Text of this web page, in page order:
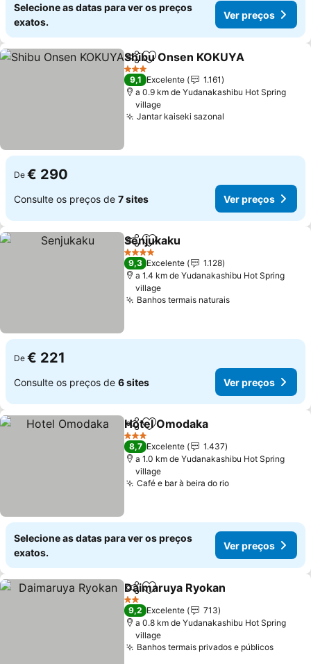
Selecione as datas para ver os preços
exatos.
Ver preços
PartilharAdicionar aos favoritos
Shibu Onsen KOKUYA
3 Estrelas
9,1 Excelente
1.161
a 0.9 km de Yudanakashibu Hot Spring
village
Jantar kaiseki sazonal
De € 290
Consulte os preços de 7 sites Ver preços
PartilharAdicionar aos favoritos
Senjukaku
4 Estrelas
9,3 Excelente
1.128
a 1.4 km de Yudanakashibu Hot Spring
village
Banhos termais naturaisVer preços
De € 221
Consulte os preços de 6 sites Ver preços
PartilharAdicionar aos favoritos
Hotel Omodaka
3 Estrelas
8,7 Excelente
1.437
a 1.0 km de Yudanakashibu Hot Spring
village
Café e bar à beira do rioVer preços
Selecione as datas para ver os preços
exatos.
Ver preços
PartilharAdicionar aos favoritos
Daimaruya Ryokan
2 Estrelas
9,2 Excelente
713
a 0.8 km de Yudanakashibu Hot Spring
village
Banhos termais privados e públicosVer